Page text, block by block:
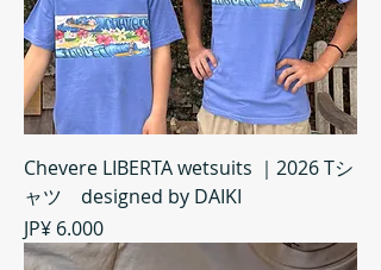
Chevere LIBERTA wetsuits ｜2026 Tシ
ャツ designed by DAIKI
Preço
JP¥ 6.000